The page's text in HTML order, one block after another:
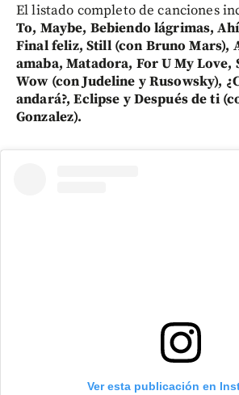
El listado completo de canciones
To, Maybe, Bebiendo lágrimas,
Final feliz, Still (con Bruno Mars),
amaba, Matadora, For U My Love,
Wow (con Judeline y Rusowsky),
andará?, Eclipse y Después de ti
Gonzalez).
Ver esta publicación en